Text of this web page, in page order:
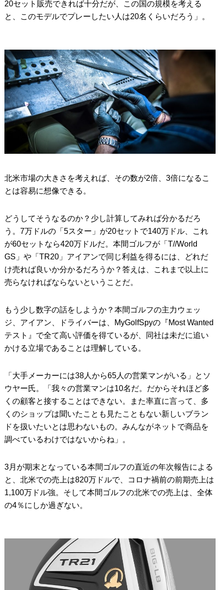
20セット販売できれば十分だが、この国の規模を考える
と、このモデルでプレーしたい人は20名くらいだろう」。
北米市場の大きさを考えれば、その数が2倍、3倍になるこ
とは容易に想像できる。
どうしてそうなるのか？少し計算してみれば分かるだろ
う。7万ドルの「5スター」が20セットで140万ドル、これ
が60セットなら420万ドルだ。本間ゴルフが「T//World
GS」や「TR20」アイアンで同じ利益を得るには、どれだ
け売れば良いか分かるだろうか？答えは、これまで以上に
売らなければならないということだ。
もう少し数字の話をしようか？本間ゴルフの主力ウェッ
ジ、アイアン、ドライバーは、MyGolfSpyの『Most Wanted
テスト』で全て高い評価を得ているが、同社は未だに追い
かける立場であることは理解している。
「大手メーカーには38人から65人の営業マンがいる」とソ
ウヤー氏。「我々の営業マンは10名だ。だからそれほど多
くの顧客と接することはできない。また率直に言って、多
くのショップは聞いたことも見たこともない新しいブラン
ドを扱いたいとは思わないもの。みんながネットで商品を
調べているわけではないからね」。
3月が期末となっている本間ゴルフの直近の年次報告による
と、北米での売上は820万ドルで、コロナ禍前の前期売上は
1,100万ドル強。そして本間ゴルフの北米での売上は、全体
の4％にしか過ぎない。